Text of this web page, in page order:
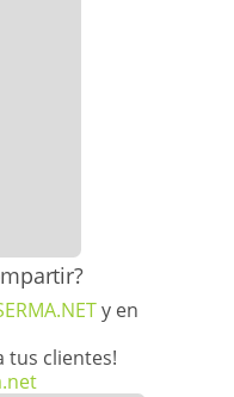
y en
tus clientes!